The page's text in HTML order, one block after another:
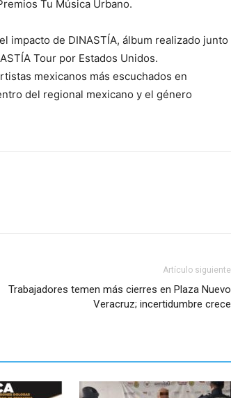
Tu Música Urbano.
impacto de DINASTÍA, álbum realizado junto
Tour por Estados Unidos.
mexicanos más escuchados en
del regional mexicano y el género
Artículo siguiente
Trabajadores temen más cierres en Plaza Nuevo
Veracruz; incertidumbre crece